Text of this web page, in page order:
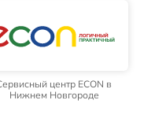
центр ECON в
Нижнем Новгороде